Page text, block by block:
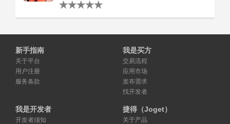
新手指南
关于平台
用户注册
服务条款
我是买方
交易流程
应用市场
发布需求
找开发者
我是开发者
开发者须知
捷得（Joget）
关于产品